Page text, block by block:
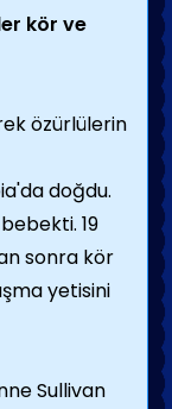
kör ve
özürlüle­rin
doğdu.
19
sonra kör
yetisini
Sullivan